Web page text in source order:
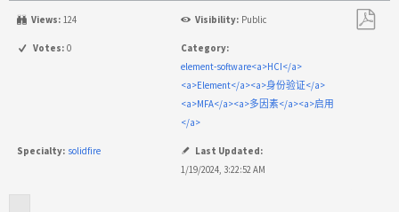
Views: 124 Visibility: Public
Votes: 0
Category:
element-software<a>HCI</a>
<a>Element</a><a>身份验证</a>
<a>MFA</a><a>多因素</a><a>启用
</a>
Specialty: solidfire
Last Updated:
1/19/2024, 3:22:52 AM